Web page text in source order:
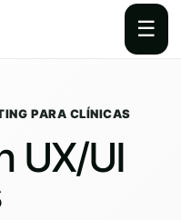
☰
PARA CLÍNICAS
UX/UI